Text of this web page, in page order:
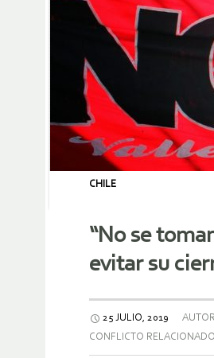
CHILE
“No se
evitar su
25 JULIO, 2019
CONFLICTO